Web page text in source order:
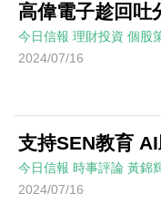
高偉電子趁回吐
今日信報 理財投資 個股
2024/07/16
支持SEN教育
今日信報 時事評論 黃錦
2024/07/16